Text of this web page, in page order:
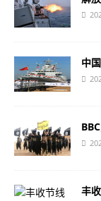
中
丰